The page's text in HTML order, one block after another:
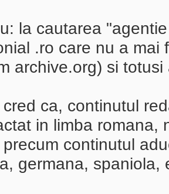
la cautarea
.ro care nu a
archive.org) si
ca, continutul
in limba romana,
continutul
germana, spaniola,